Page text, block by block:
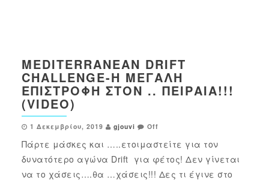
MEDITERRANEAN DRIFT
CHALLENGE-Η ΜΕΓΆΛΗ
ΕΠΙΣΤΡΟΦΉ ΣΤΟΝ .. ΠΕΙΡΑΙΆ!!!
(VIDEO)
1 Δεκεμβρίου, 2019 gjouvi Off
Πάρτε μάσκες και …..ετοιμαστείτε για τον
δυνατότερο αγώνα Drift για φέτος! Δεν γίνεται
να το χάσεις….θα …χάσεις!!! Δες τι έγινε στο